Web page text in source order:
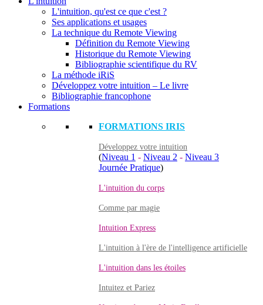
L'intuition, qu'est ce que c'est ?
Ses applications et usages
La technique du Remote Viewing
Définition du Remote Viewing
Historique du Remote Viewing
Bibliographie scientifique du RV
La méthode iRiS
Développez votre intuition – Le livre
Bibliographie francophone
Formations
FORMATIONS IRIS
Développez votre intuition
(Niveau 1 - Niveau 2 - Niveau 3
Journée Pratique)
L'intuition du corps
Comme par magie
Intuition Express
L'intuition à l'ère de l'intelligence artificielle
L'intuition dans les étoiles
Intuitez et Pariez